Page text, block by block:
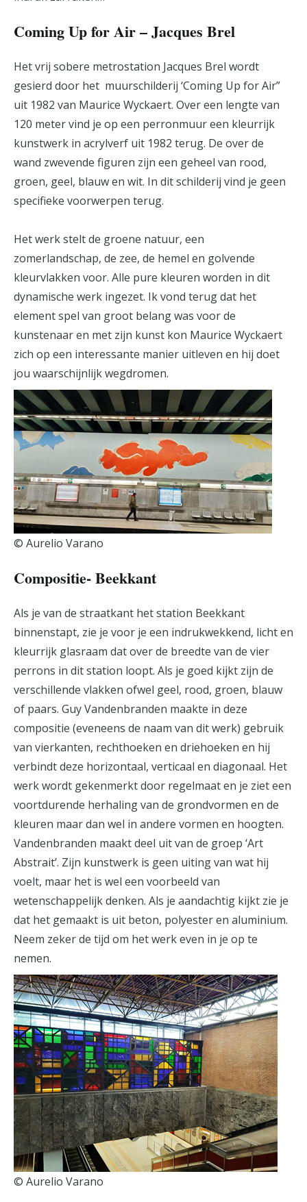
Coming Up for Air – Jacques Brel
Het vrij sobere metrostation Jacques Brel wordt
gesierd door het muurschilderij ‘Coming Up for Air”
uit 1982 van Maurice Wyckaert. Over een lengte van
120 meter vind je op een perronmuur een kleurrijk
kunstwerk in acrylverf uit 1982 terug. De over de
wand zwevende figuren zijn een geheel van rood,
groen, geel, blauw en wit. In dit schilderij vind je geen
specifieke voorwerpen terug.
Het werk stelt de groene natuur, een
zomerlandschap, de zee, de hemel en golvende
kleurvlakken voor. Alle pure kleuren worden in dit
dynamische werk ingezet. Ik vond terug dat het
element spel van groot belang was voor de
kunstenaar en met zijn kunst kon Maurice Wyckaert
zich op een interessante manier uitleven en hij doet
jou waarschijnlijk wegdromen.
© Aurelio Varano
Compositie- Beekkant
Als je van de straatkant het station Beekkant
binnenstapt, zie je voor je een indrukwekkend, licht en
kleurrijk glasraam dat over de breedte van de vier
perrons in dit station loopt. Als je goed kijkt zijn de
verschillende vlakken ofwel geel, rood, groen, blauw
of paars. Guy Vandenbranden maakte in deze
compositie (eveneens de naam van dit werk) gebruik
van vierkanten, rechthoeken en driehoeken en hij
verbindt deze horizontaal, verticaal en diagonaal. Het
werk wordt gekenmerkt door regelmaat en je ziet een
voortdurende herhaling van de grondvormen en de
kleuren maar dan wel in andere vormen en hoogten.
Vandenbranden maakt deel uit van de groep ‘Art
Abstrait’. Zijn kunstwerk is geen uiting van wat hij
voelt, maar het is wel een voorbeeld van
wetenschappelijk denken. Als je aandachtig kijkt zie je
dat het gemaakt is uit beton, polyester en aluminium.
Neem zeker de tijd om het werk even in je op te
nemen.
© Aurelio Varano